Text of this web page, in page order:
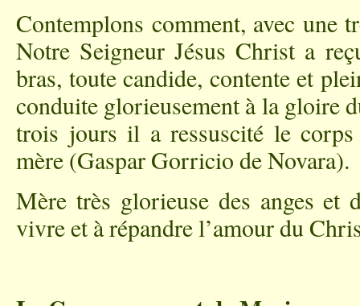
Contemplons comment, avec une
Notre Seigneur Jésus Christ a
bras, toute candide, contente et
conduite glorieusement à la gloire
trois jours il a ressuscité le
mère (Gaspar Gorricio de Novara).
Mère très glorieuse des anges et
vivre et à répandre l’amour du